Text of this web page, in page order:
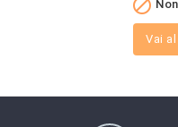

Vai